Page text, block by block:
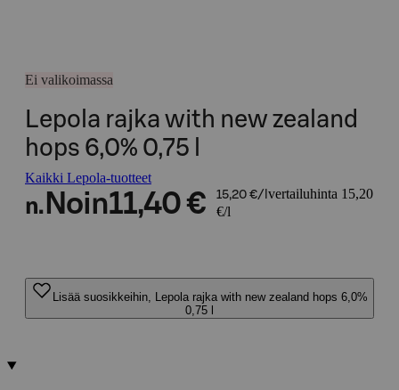
Ei valikoimassa
Lepola rajka with new zealand
hops 6,0% 0,75 l
Kaikki Lepola-tuotteet
n. Noin11,40 € 15,20 €/l vertailuhinta 15,20
€/l
Lisää suosikkeihin, Lepola rajka with new zealand hops 6,0%
0,75 l